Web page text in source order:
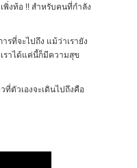
พิ่งท้อ !! สำหรับคนที่กำลัง
รที่จะไปถึง แม้ว่าเรายัง
เราได้แค่นี้ก็มีความสุข
ที่ตัวเองจะเดินไปถึงคือ